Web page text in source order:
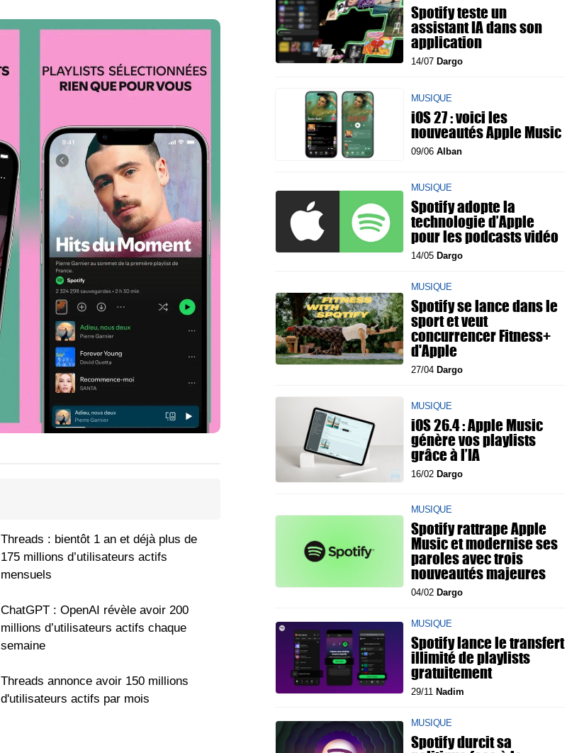
Threads : bientôt 1 an et déjà plus de
175 millions d’utilisateurs actifs
mensuels
ChatGPT : OpenAI révèle avoir 200
millions d’utilisateurs actifs chaque
semaine
Threads annonce avoir 150 millions
d'utilisateurs actifs par mois
Spotify teste un
assistant IA dans son
application
14/07 Dargo
MUSIQUE
iOS 27 : voici les
nouveautés Apple Music
09/06 Alban
MUSIQUE
Spotify adopte la
technologie d’Apple
pour les podcasts vidéo
14/05 Dargo
MUSIQUE
Spotify se lance dans le
sport et veut
concurrencer Fitness+
d'Apple
27/04 Dargo
MUSIQUE
iOS 26.4 : Apple Music
génère vos playlists
grâce à l’IA
16/02 Dargo
MUSIQUE
Spotify rattrape Apple
Music et modernise ses
paroles avec trois
nouveautés majeures
04/02 Dargo
MUSIQUE
Spotify lance le transfert
illimité de playlists
gratuitement
29/11 Nadim
MUSIQUE
Spotify durcit sa